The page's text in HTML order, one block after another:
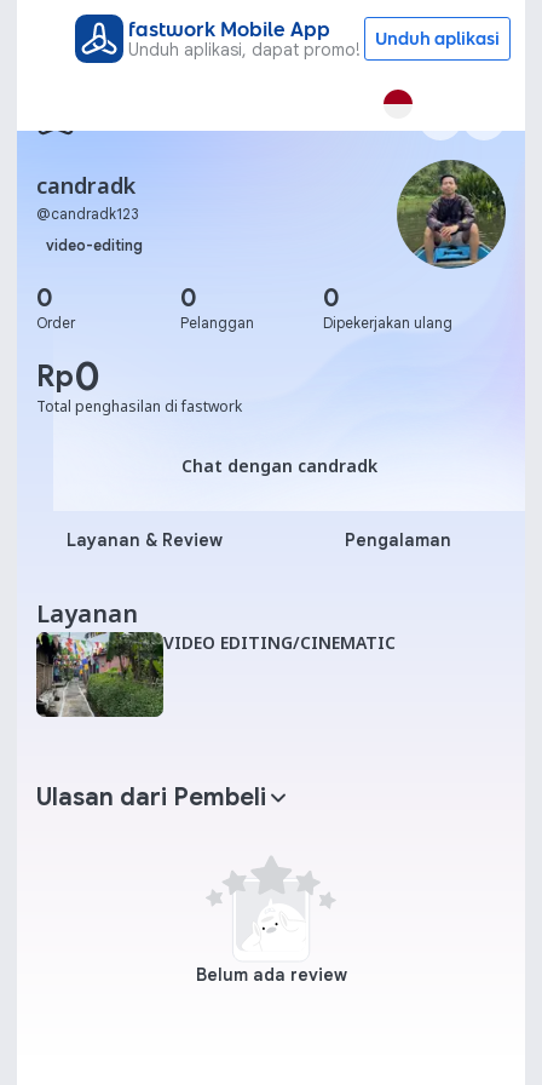
fastwork Mobile App
Unduh aplikasi, dapat promo! Unduh aplikasi
candradk
@candradk123
video-editing
0
Order
0
Pelanggan
0
Dipekerjakan ulang
Rp0
Total penghasilan di fastwork
Chat dengan candradk
Chat dengan candradk
Layanan & Review Pengalaman
Layanan
VIDEO EDITING/CINEMATIC
Ulasan dari Pembeli
Belum ada review